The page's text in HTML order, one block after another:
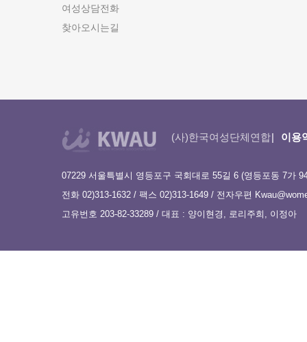
여성상담전화
찾아오시는길
(사)한국여성단체연합 이용
07229 서울특별시 영등포구 국회대로 55길 6 (영등포동 7가
전화 02)313-1632 / 팩스 02)313-1649 / 전자우편
고유번호 203-82-33289 / 대표 : 양이현경, 로리주희, 이정아